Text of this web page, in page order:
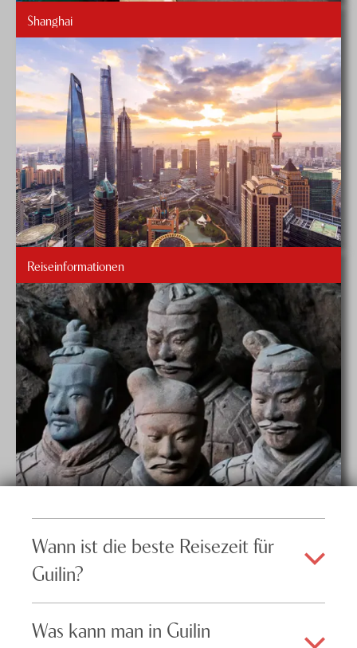
Shanghai
Reiseinformationen
Wann ist die beste Reisezeit für
Guilin?
Von etwa April bis Juni ist die Landschaft am grünsten, dann
Was kann man in Guilin